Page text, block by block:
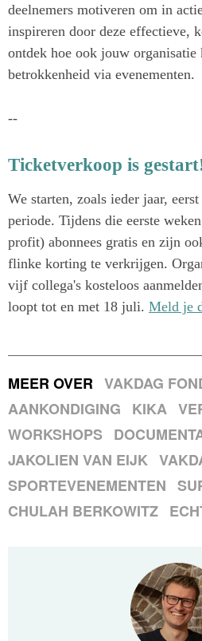
deelnemers motiveren om in
inspireren door deze effectieve,
ontdek hoe ook jouw organisatie
betrokkenheid via evenementen.
--
Ticketverkoop is
We starten, zoals ieder jaar,
periode. Tijdens die eerste
profit) abonnees gratis en zijn
flinke korting te verkrijgen.
vijf collega's kosteloos
loopt tot en met 18 juli. Meld je
MEER OVER VAKDAG
AANKONDIGING
KIKA
WORKSHOPS
JAKOLIEN VAN EIJK
SPORTEVENEMENTEN
CHULAH BERKOWITZ